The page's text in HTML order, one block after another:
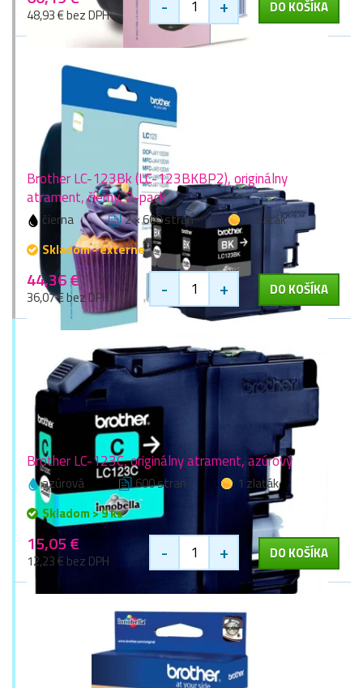
48,93 € bez DPH - + DO KOŠÍKA
Brother LC-123Bk (LC-123BKBP2), originálny
atrament, čierny, 2-pack
čierna 2 × 600 stran
1 zlaťák
Skladom - externe
44,36 €
36,07 € bez DPH - + DO KOŠÍKA
Brother LC-123C, originálny atrament, azúrový
azúrová 600 stran
1 zlaťák
Skladom > 9 ks
15,05 €
12,23 € bez DPH - + DO KOŠÍKA